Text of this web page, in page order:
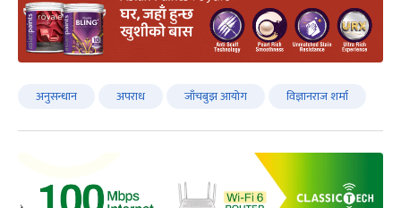
अनुसन्धान अपराध जाँचबुझ आयोग विज्ञानराज शर्मा